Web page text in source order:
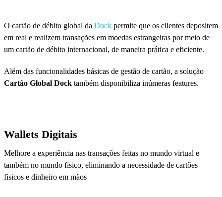
O cartão de débito global da Dock permite que os clientes depositem
em real e realizem transações em moedas estrangeiras por meio de
um cartão de débito internacional, de maneira prática e eficiente.
Além das funcionalidades básicas de gestão de cartão, a solução
Cartão Global Dock também disponibiliza inúmeras features.
Wallets Digitais
Melhore a experiência nas transações feitas no mundo virtual e
também no mundo físico, eliminando a necessidade de cartões
físicos e dinheiro em mãos